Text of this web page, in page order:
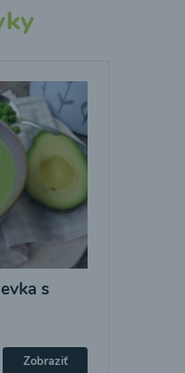
s
Zobraziť